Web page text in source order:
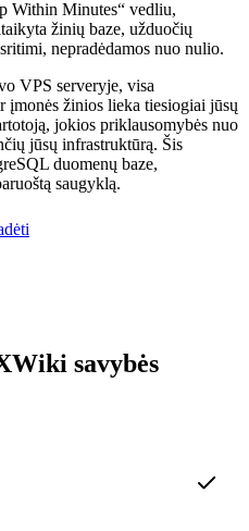
Within Minutes“ vedliu,
žinių baze, užduočių
nepradėdamos nuo nulio.
VPS serveryje, visa
žinios lieka tiesiogiai jūsų
jokios priklausomybės nuo
jūsų infrastruktūrą. Šis
duomenų baze,
saugyklą.
savybės